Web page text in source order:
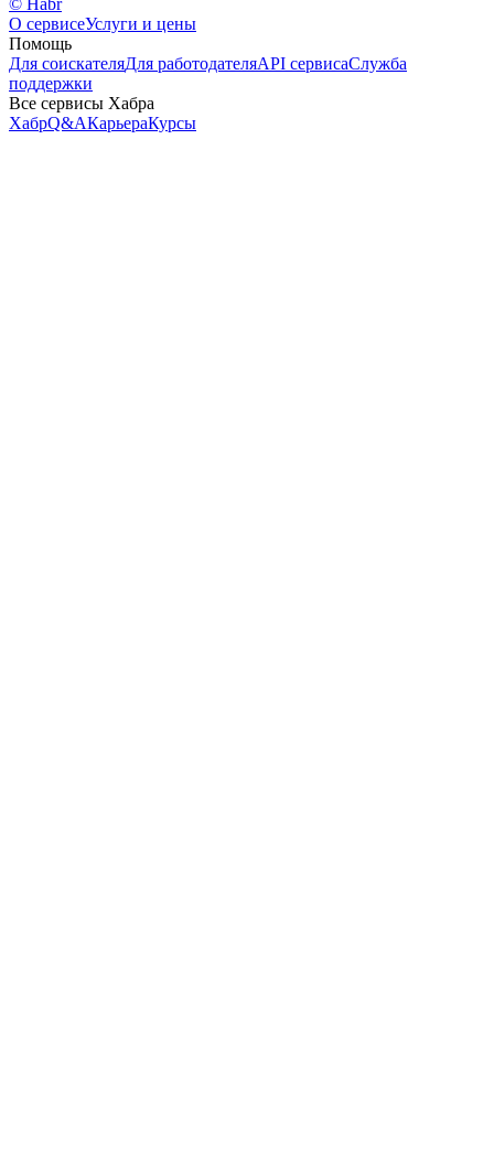
© Habr
О сервисеУслуги и цены
Помощь
Для соискателяДля работодателяAPI сервисаСлужба
поддержки
Все сервисы Хабра
ХабрQ&AКарьераКурсы